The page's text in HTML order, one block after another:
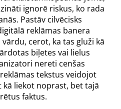
ignorē riskus, ko rada
Pastāv cilvēcisks
reklāmas banera
cerot, ka tas gluži kā
biļetes vai lielus
nereti cenšas
tekstus veidojot
liekot noprast, bet tajā
faktus.